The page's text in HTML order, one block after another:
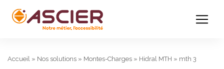
Accueil » Nos solutions » Montes-Charges » Hidral MTH » mth 3